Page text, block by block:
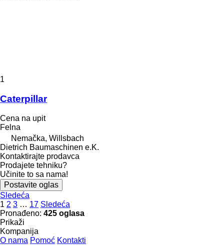
1
Caterpillar
Cena na upit
Felna
Nemačka, Willsbach
Dietrich Baumaschinen e.K.
Kontaktirajte prodavca
Prodajete tehniku?
Učinite to sa nama!
Postavite oglas
Sledeća
1 2 3 … 17 Sledeća
Pronađeno: 425 oglasa
Prikaži
Kompanija
O nama Pomoć Kontakti